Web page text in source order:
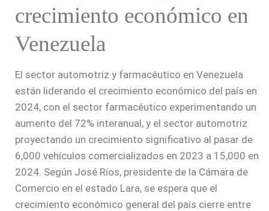
crecimiento económico en
Venezuela
El sector automotriz y farmacéutico en Venezuela
están liderando el crecimiento económico del país en
2024, con el sector farmacéutico experimentando un
aumento del 72% interanual, y el sector automotriz
proyectando un crecimiento significativo al pasar de
6,000 vehículos comercializados en 2023 a 15,000 en
2024. Según José Ríos, presidente de la Cámara de
Comercio en el estado Lara, se espera que el
crecimiento económico general del país cierre entre